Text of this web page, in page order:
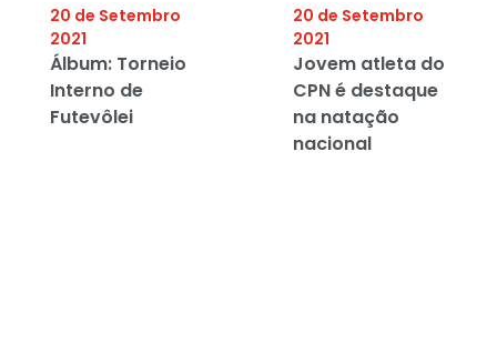
20 de Setembro
2021
Álbum: Torneio
Interno de
Futevôlei
20 de Setembro
2021
Jovem atleta do
CPN é destaque
na natação
nacional